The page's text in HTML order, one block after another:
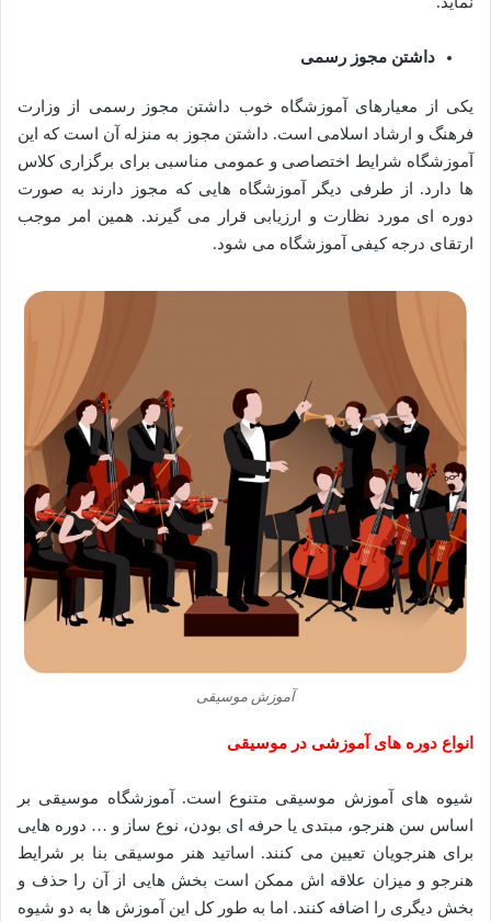
داشتن مجوز رسمی
یکی از معیارهای آموزشگاه خوب داشتن مجوز رسمی از وزارت
فرهنگ و ارشاد اسلامی است. داشتن مجوز به منزله آن است که این
آموزشگاه شرایط اختصاصی و عمومی مناسبی برای برگزاری کلاس
ها دارد. از طرفی دیگر آموزشگاه هایی که مجوز دارند به صورت
دوره ای مورد نظارت و ارزیابی قرار می گیرند. همین امر موجب
ارتقای درجه کیفی آموزشگاه می شود.
آموزش موسیقی
انواع دوره های آموزشی در موسیقی
شیوه های آموزش موسیقی متنوع است. آموزشگاه موسیقی بر
اساس سن هنرجو، مبتدی یا حرفه ای بودن، نوع ساز و … دوره هایی
برای هنرجویان تعیین می کنند. اساتید هنر موسیقی بنا بر شرایط
هنرجو و میزان علاقه اش ممکن است بخش هایی از آن را حذف و
بخش دیگری را اضافه کنند. اما به طور کل این آموزش ها به دو شیوه